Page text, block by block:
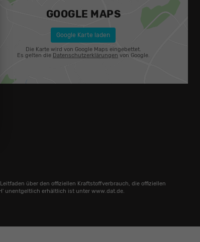
GOOGLE MAPS
Google Karte laden
Die Karte wird von Google Maps eingebettet.
Es gelten die Datenschutzerklärungen von Google.
über den offiziellen Kraftstoffverbrauch, die offiziellen
unentgeltlich erhältlich ist unter www.dat.de.